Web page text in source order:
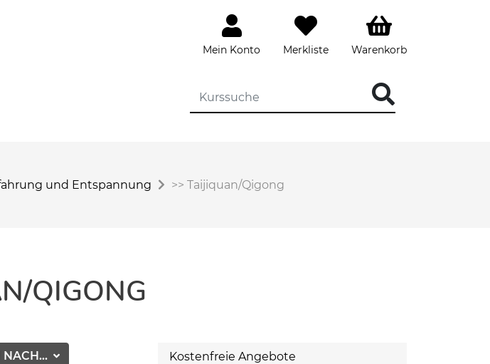
Mein Konto Merkliste Warenkorb
und Entspannung >> Taijiquan/Qigong
QIGONG
NACH... Kostenfreie Angebote